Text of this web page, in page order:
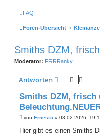
FAQ
Foren-Übersicht
Smiths DZM,
Moderator: FRRRanky
Antworten
Smiths DZM,
B
i
von Ernesto » 03.02.2026,
Hier gibt es einen Smiths